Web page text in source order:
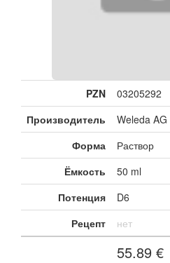
PZN
03205292
Производитель
Weleda AG
Форма
Раствор
Ёмкость
50 ml
Потенция
D6
Рецепт
нет
55.89 €